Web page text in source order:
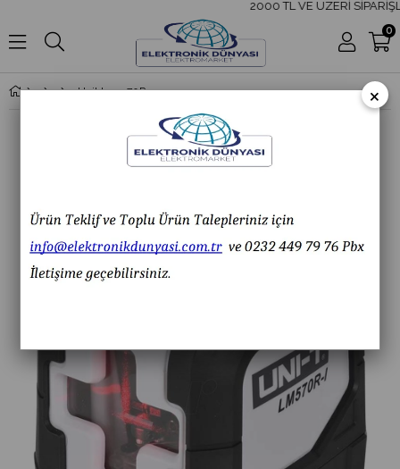
2000 TL VE ÜZERİ
0
Unit Lm-570R-I Lazer Seviyesi Ölçer ×